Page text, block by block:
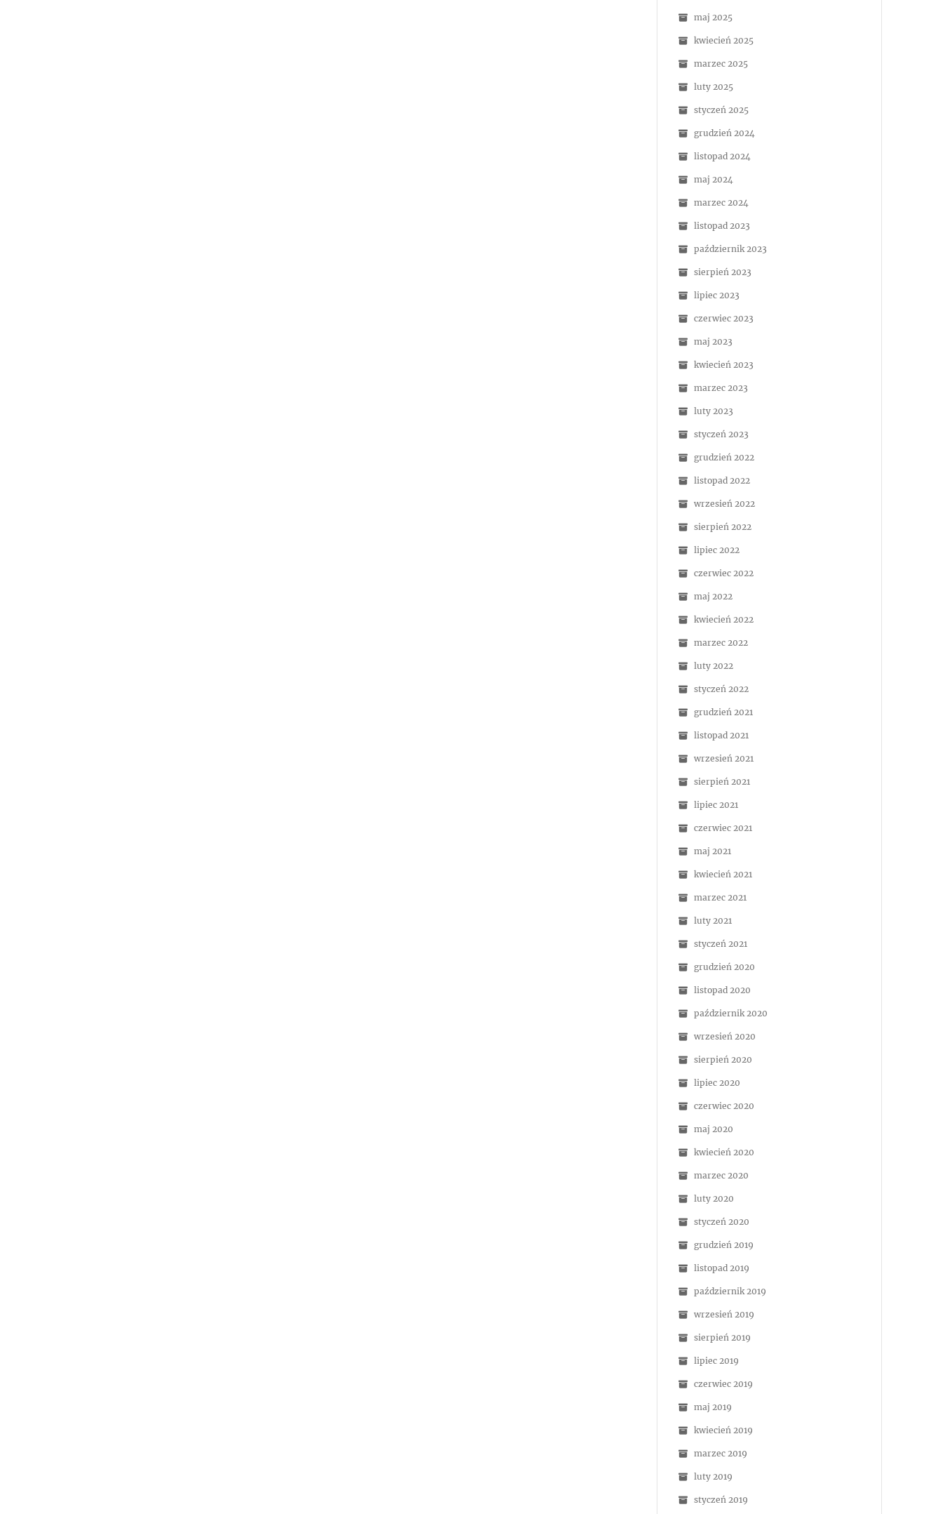
maj 2025
kwiecień 2025
marzec 2025
luty 2025
styczeń 2025
grudzień 2024
listopad 2024
maj 2024
marzec 2024
listopad 2023
październik 2023
sierpień 2023
lipiec 2023
czerwiec 2023
maj 2023
kwiecień 2023
marzec 2023
luty 2023
styczeń 2023
grudzień 2022
listopad 2022
wrzesień 2022
sierpień 2022
lipiec 2022
czerwiec 2022
maj 2022
kwiecień 2022
marzec 2022
luty 2022
styczeń 2022
grudzień 2021
listopad 2021
wrzesień 2021
sierpień 2021
lipiec 2021
czerwiec 2021
maj 2021
kwiecień 2021
marzec 2021
luty 2021
styczeń 2021
grudzień 2020
listopad 2020
październik 2020
wrzesień 2020
sierpień 2020
lipiec 2020
czerwiec 2020
maj 2020
kwiecień 2020
marzec 2020
luty 2020
styczeń 2020
grudzień 2019
listopad 2019
październik 2019
wrzesień 2019
sierpień 2019
lipiec 2019
czerwiec 2019
maj 2019
kwiecień 2019
marzec 2019
luty 2019
styczeń 2019